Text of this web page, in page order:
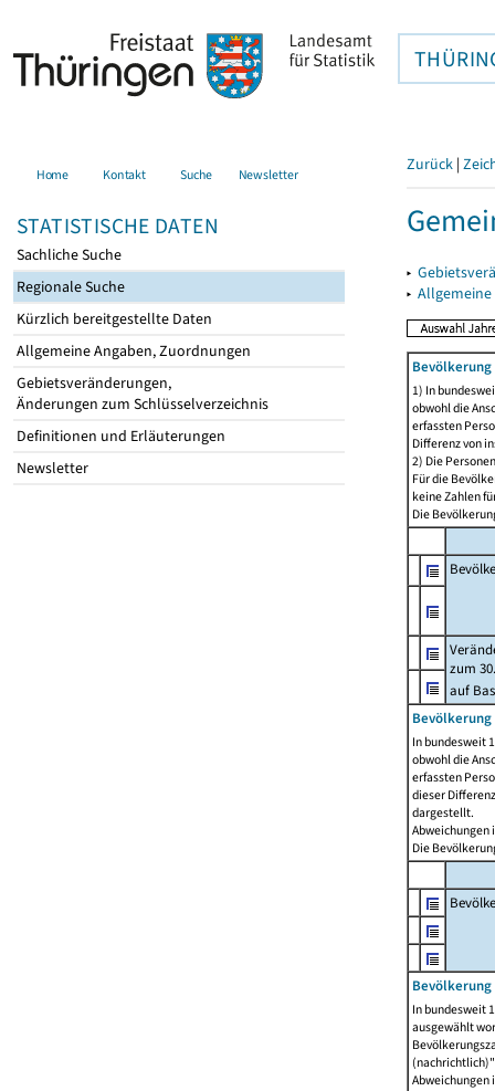
Home Kontakt Suche Newsletter
STATISTISCHE DATEN
Sachliche Suche
Regionale Suche
Kürzlich bereitgestellte Daten
Allgemeine Angaben, Zuordnungen
Gebietsveränderungen,
Änderungen zum Schlüsselverzeichnis
Definitionen und Erläuterungen
Newsletter
Zurück |
▸
▸
1) In
obwohl die
erfassten
Differenz von
2) Die
Für die
keine Zahlen
Die
zum
auf
Bevölkerung
In bundesweit
obwohl die
erfassten
dieser
dargestellt.
Abweichungen
Die
In bundesweit
ausgewählt
Abweichungen